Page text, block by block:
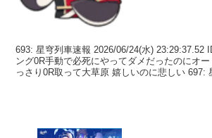
693: 星穹列車速報 2026/06/24(水) 23:29:37.52
ング0R手動で必死にやってダメだったのにオ
っさり0R取って大草原 嬉しいのに悲しい 697: